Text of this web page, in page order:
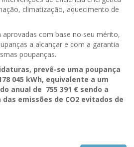
climatização, aquecimento de
aprovadas com base no seu mérito,
a alcançar e com a garantia
poupanças.
prevê-se uma poupança
045 kWh, equivalente a um
anual de 755 391 € sendo a
emissões de CO2 evitados de